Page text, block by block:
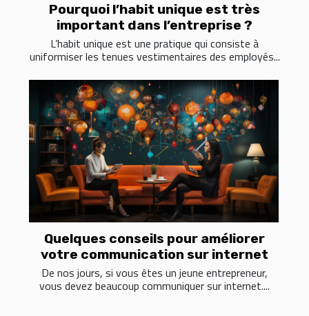
Pourquoi l’habit unique est très
important dans l’entreprise ?
L’habit unique est une pratique qui consiste à
uniformiser les tenues vestimentaires des employés...
Quelques conseils pour améliorer
votre communication sur internet
De nos jours, si vous êtes un jeune entrepreneur,
vous devez beaucoup communiquer sur internet....